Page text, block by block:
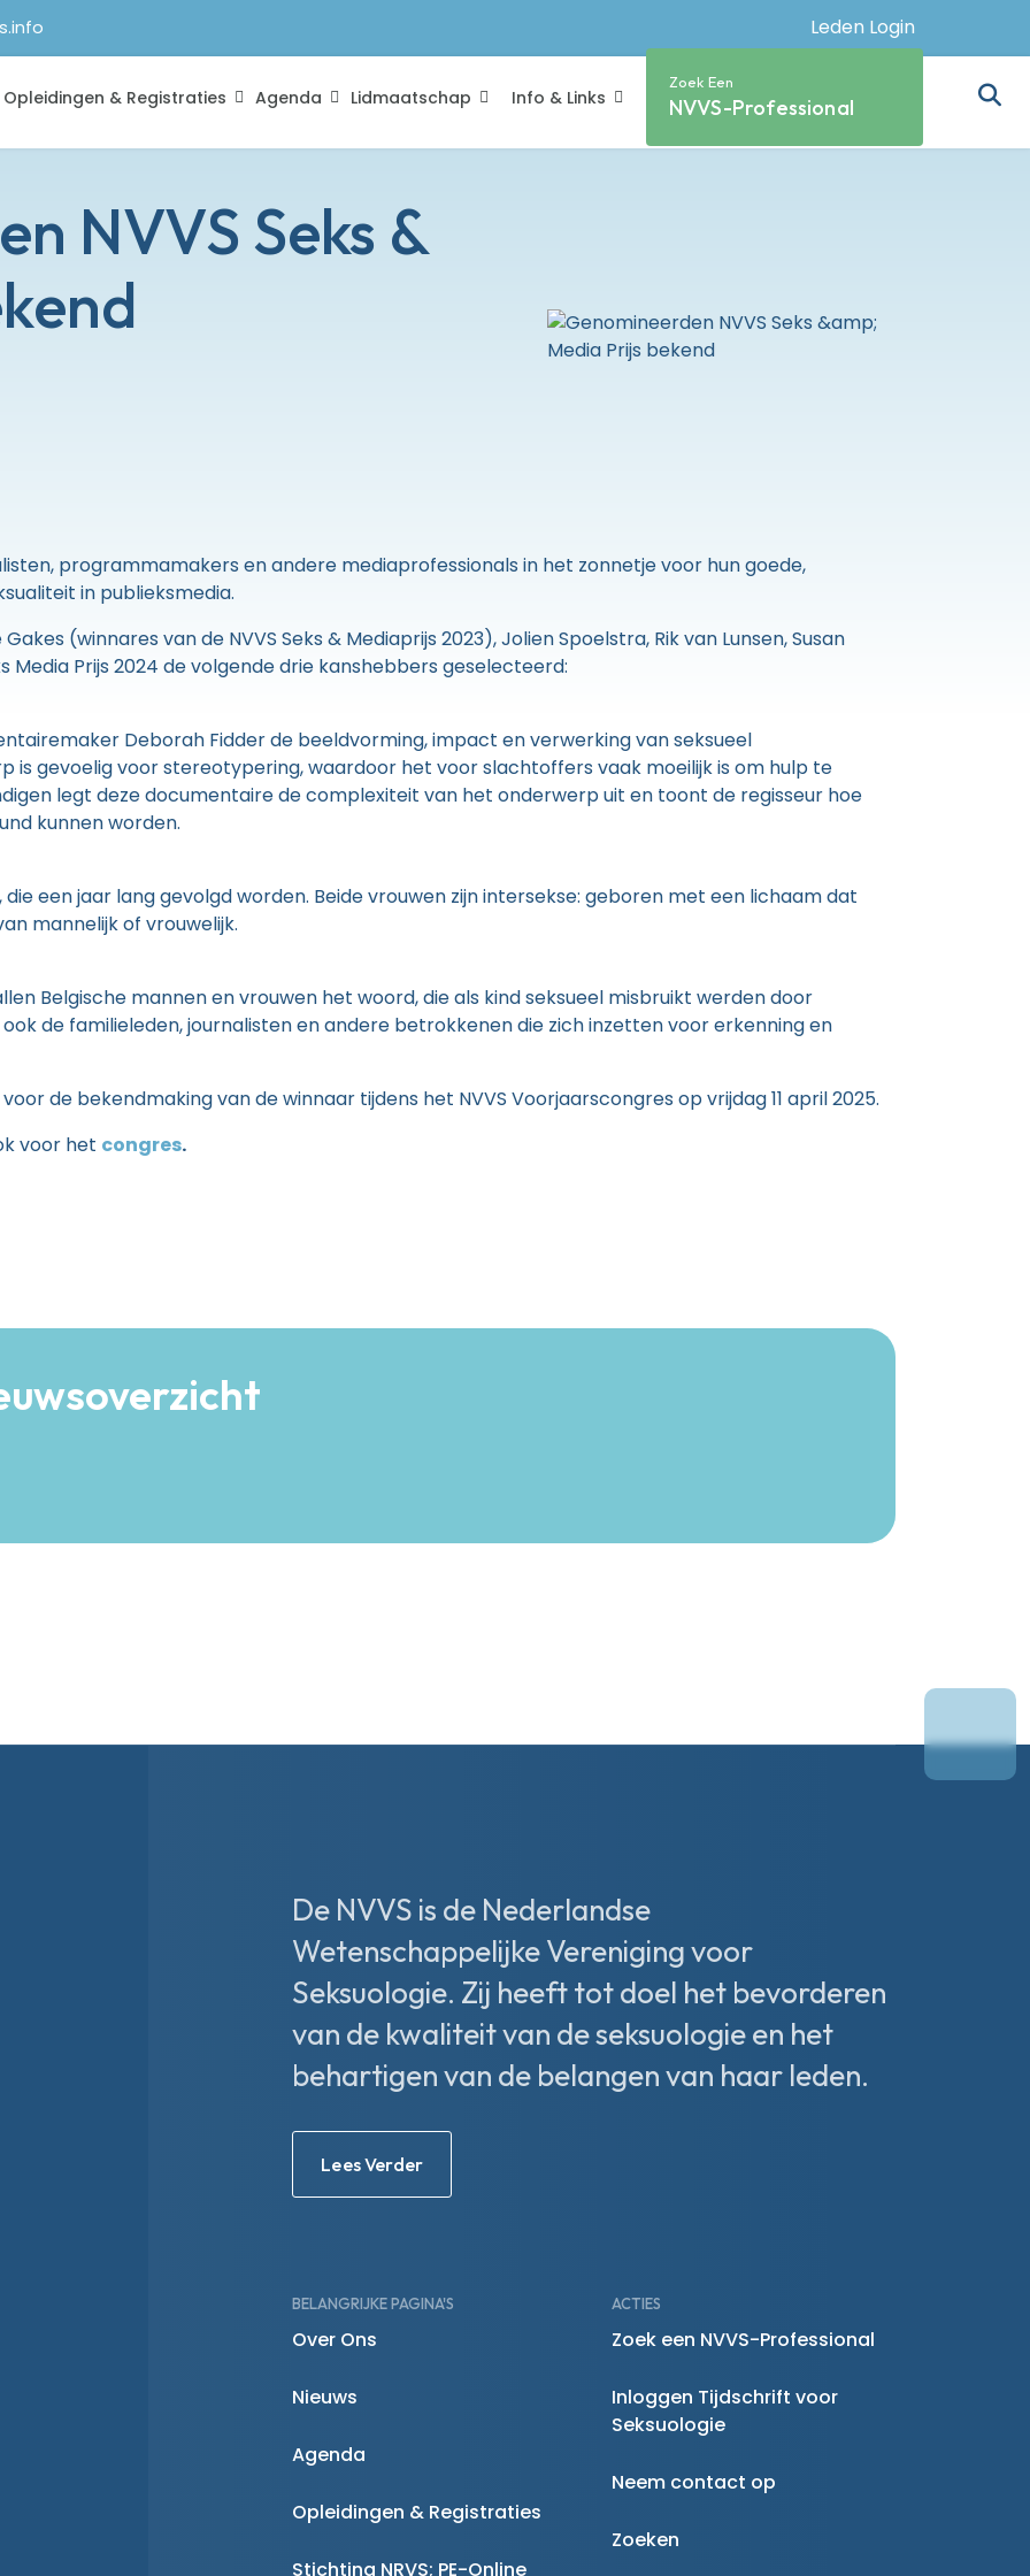
Leden Login
Opleidingen & Registraties Agenda Lidmaatschap Info & Links
Zoek Een
NVVS-Professional
NVVS Seks &
programmamakers en andere mediaprofessionals in het zonnetje voor hun goede,
in publieksmedia.
(winnares van de NVVS Seks & Mediaprijs 2023), Jolien Spoelstra, Rik van Lunsen, Susan
Media Prijs 2024 de volgende drie kanshebbers geselecteerd:
Deborah Fidder de beeldvorming, impact en verwerking van seksueel
is gevoelig voor stereotypering, waardoor het voor slachtoffers vaak moeilijk is om hulp te
legt deze documentaire de complexiteit van het onderwerp uit en toont de regisseur hoe
kunnen worden.
een jaar lang gevolgd worden. Beide vrouwen zijn intersekse: geboren met een lichaam dat
mannelijk of vrouwelijk.
Belgische mannen en vrouwen het woord, die als kind seksueel misbruikt werden door
de familieleden, journalisten en andere betrokkenen die zich inzetten voor erkenning en
de bekendmaking van de winnaar tijdens het NVVS Voorjaarscongres op vrijdag 11 april 2025.
voor het congres.
Amerikaanse Situatie
De NVVS is de Nederlandse
Wetenschappelijke Vereniging voor
Seksuologie. Zij heeft tot doel het bevorderen
van de kwaliteit van de seksuologie en het
behartigen van de belangen van haar leden.
Lees Verder
BELANGRIJKE PAGINA'S
Over Ons
Nieuws
Agenda
Opleidingen & Registraties
Stichting NRVS; PE-Online
ACTIES
Zoek een NVVS-Professional
Inloggen Tijdschrift voor
Seksuologie
Neem contact op
Zoeken